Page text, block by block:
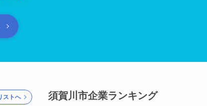
ストへ 須賀川市企業ランキング